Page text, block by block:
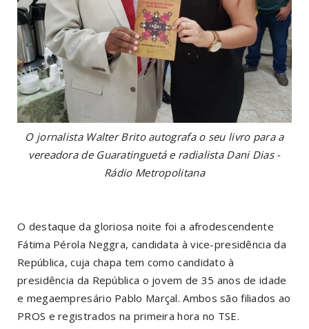
O jornalista Walter Brito autografa o seu livro para a
vereadora de Guaratinguetá e radialista Dani Dias -
Rádio Metropolitana
O destaque da gloriosa noite foi a afrodescendente
Fátima Pérola Neggra, candidata à vice-presidência da
República, cuja chapa tem como candidato à
presidência da República o jovem de 35 anos de idade
e megaempresário Pablo Marçal. Ambos são filiados ao
PROS e registrados na primeira hora no TSE.